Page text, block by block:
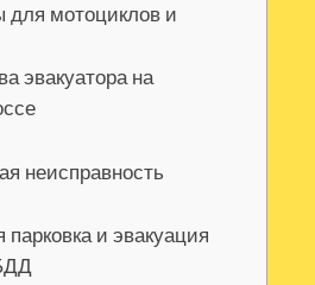
для мотоциклов и
эвакуатора на
неисправность
парковка и эвакуация